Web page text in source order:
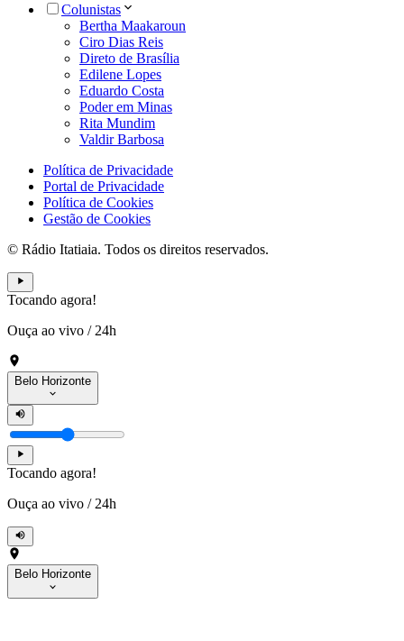
Colunistas
Bertha Maakaroun
Ciro Dias Reis
Direto de Brasília
Edilene Lopes
Eduardo Costa
Poder em Minas
Rita Mundim
Valdir Barbosa
Política de Privacidade
Portal de Privacidade
Política de Cookies
Gestão de Cookies
© Rádio Itatiaia. Todos os direitos reservados.
Tocando agora!
Ouça ao vivo / 24h
Belo Horizonte
Tocando agora!
Ouça ao vivo / 24h
Belo Horizonte